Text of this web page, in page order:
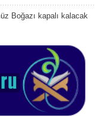
Boğazı kapalı kalacak